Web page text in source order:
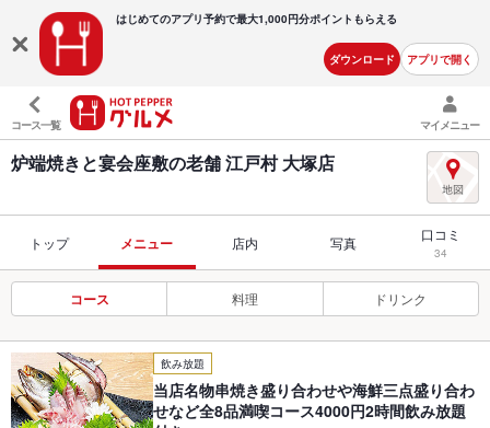
はじめてのアプリ予約で最大1,000円分ポイントもらえる
ダウンロード アプリで開く
コース一覧 マイメニュー
炉端焼きと宴会座敷の老舗 江戸村 大塚店
トップ メニュー 店内 写真 口コミ
34
コース 料理 ドリンク
飲み放題
当店名物串焼き盛り合わせや海鮮三点盛り合わ
せなど全8品満喫コース4000円2時間飲み放題